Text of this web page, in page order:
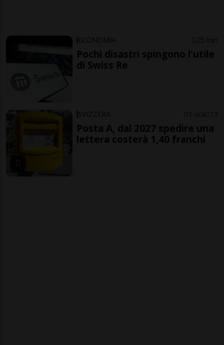
ECONOMIA 25 min
Pochi disastri spingono l'utile
di Swiss Re
SVIZZERA 1 ora 13
Posta A, dal 2027 spedire una
lettera costerà 1,40 franchi